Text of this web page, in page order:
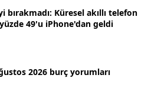
bırakmadı: Küresel akıllı telefon
49'u iPhone'dan geldi
2026 burç yorumları